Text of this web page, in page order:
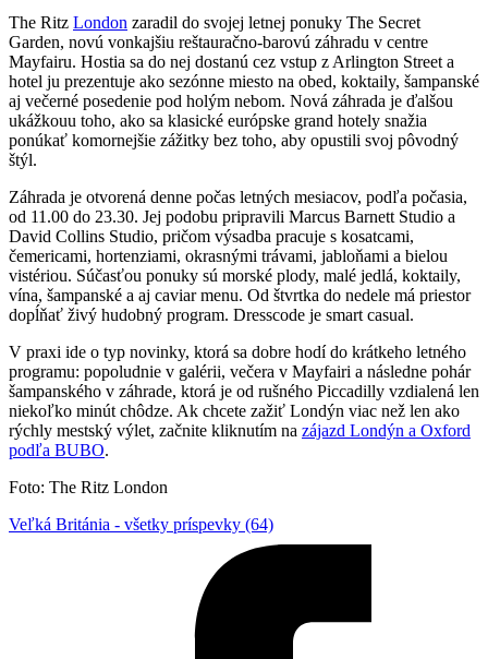
The Ritz London zaradil do svojej letnej ponuky The Secret
Garden, novú vonkajšiu reštauračno-barovú záhradu v centre
Mayfairu. Hostia sa do nej dostanú cez vstup z Arlington Street a
hotel ju prezentuje ako sezónne miesto na obed, koktaily, šampanské
aj večerné posedenie pod holým nebom. Nová záhrada je ďalšou
ukážkouu toho, ako sa klasické európske grand hotely snažia
ponúkať komornejšie zážitky bez toho, aby opustili svoj pôvodný
štýl.
Záhrada je otvorená denne počas letných mesiacov, podľa počasia,
od 11.00 do 23.30. Jej podobu pripravili Marcus Barnett Studio a
David Collins Studio, pričom výsadba pracuje s kosatcami,
čemericami, hortenziami, okrasnými trávami, jabloňami a bielou
vistériou. Súčasťou ponuky sú morské plody, malé jedlá, koktaily,
vína, šampanské a aj caviar menu. Od štvrtka do nedele má priestor
dopĺňať živý hudobný program. Dresscode je smart casual.
V praxi ide o typ novinky, ktorá sa dobre hodí do krátkeho letného
programu: popoludnie v galérii, večera v Mayfairi a následne pohár
šampanského v záhrade, ktorá je od rušného Piccadilly vzdialená len
niekoľko minút chôdze. Ak chcete zažiť Londýn viac než len ako
rýchly mestský výlet, začnite kliknutím na zájazd Londýn a Oxford
podľa BUBO.
Foto: The Ritz London
Veľká Británia - všetky príspevky (64)